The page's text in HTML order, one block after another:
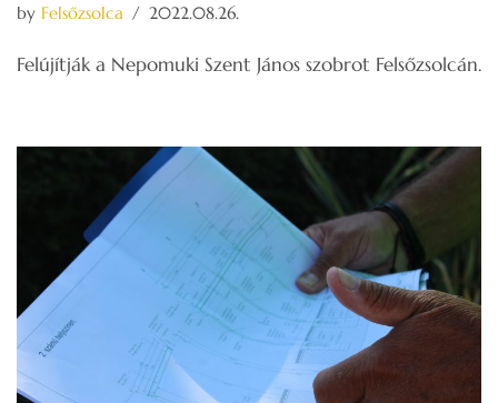
by Felsőzsolca 2022.08.26.
Felújítják a Nepomuki Szent János szobrot Felsőzsolcán.